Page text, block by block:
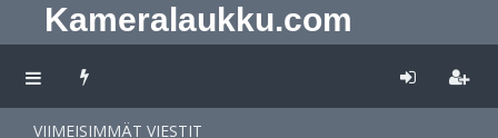
Kameralaukku.com
VIIMEISIMMÄT VIESTIT